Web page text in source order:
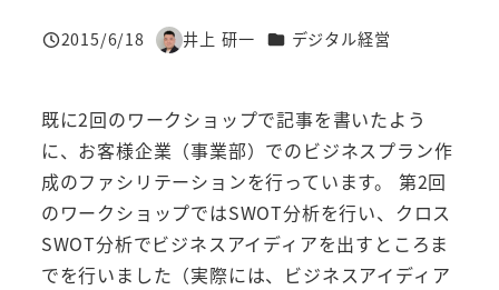
投稿日
2015/6/18
著
井上 研一 カテゴリー
デジタル経営
既に2回のワークショップで記事を書いたよう
に、お客様企業（事業部）でのビジネスプラン作
成のファシリテーションを行っています。 第2回
のワークショップではSWOT分析を行い、クロス
SWOT分析でビジネスアイディアを出すところま
でを行いました（実際には、ビジネスアイディア